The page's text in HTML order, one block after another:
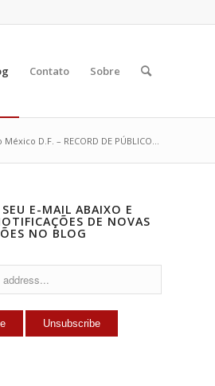
Contato Sobre
D.F. – RECORD DE PÚBLICO...
E-MAIL ABAIXO E
DE NOVAS
NO BLOG